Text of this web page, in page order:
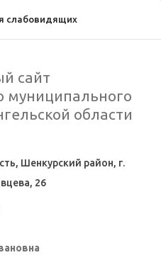
слабовидящих
сайт
муниципального
области
Шенкурский район, г.
26